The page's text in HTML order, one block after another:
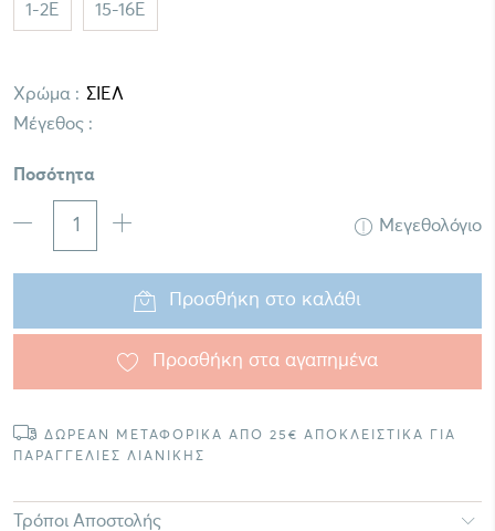
1-2E 15-16E
Χρώμα :
Μέγεθος :
Ποσότητα
Μεγεθολόγιο
Προσθήκη στο καλάθι
Προσθήκη στα αγαπημένα
ΔΩΡΕΑΝ ΜΕΤΑΦΟΡΙΚΑ ΑΠΟ 25€ ΑΠΟΚΛΕΙΣΤΙΚΑ ΓΙΑ
ΠΑΡΑΓΓΕΛΙΕΣ ΛΙΑΝΙΚΗΣ
Τρόποι Αποστολής